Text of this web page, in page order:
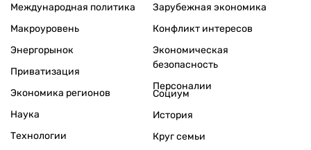
Международная политика
Макроуровень
Энергорынок
Приватизация
Экономика регионов
Зарубежная экономика
Конфликт интересов
Экономическая
безопасность
Персоналии
Наука
Технологии
Социум
История
Круг семьи